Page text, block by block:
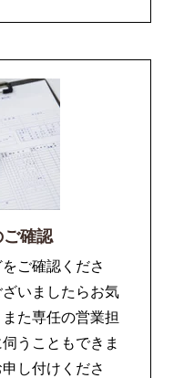
確認
ご確認くださ
いましたらお気
た専任の営業担
うこともできま
し付けくださ